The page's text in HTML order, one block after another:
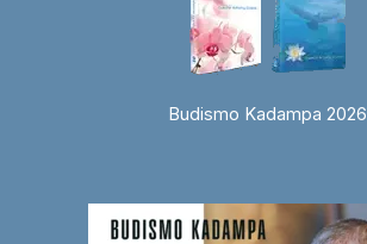
Budismo Kadampa 2026